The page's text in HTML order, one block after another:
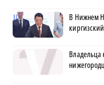
В Нижнем
Владельца